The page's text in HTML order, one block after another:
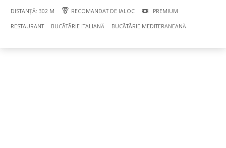
DISTANȚĂ: 302 M RECOMANDAT DE IALOC PREMIUM
RESTAURANT BUCÃTÃRIE ITALIANĂ BUCÃTÃRIE MEDITERANEANĂ